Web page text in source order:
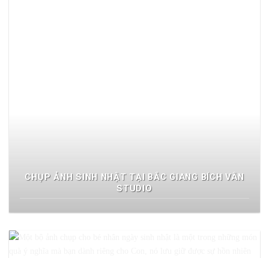
CHỤP ẢNH SINH NHẬT TẠI BẮC GIANG BÍCH VÂN
STUDIO